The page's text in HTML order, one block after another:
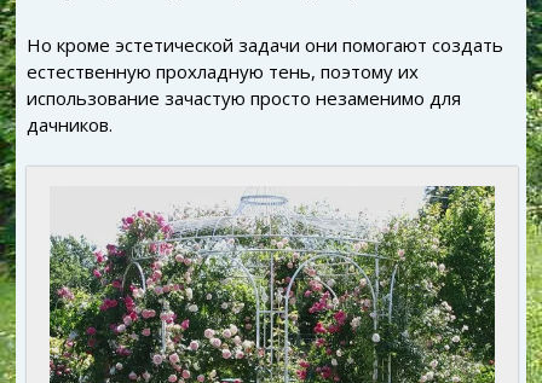
Но кроме эстетической задачи они помогают создать
естественную прохладную тень, поэтому их
использование зачастую просто незаменимо для
дачников.